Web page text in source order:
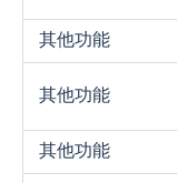
其他功能
其他功能
其他功能